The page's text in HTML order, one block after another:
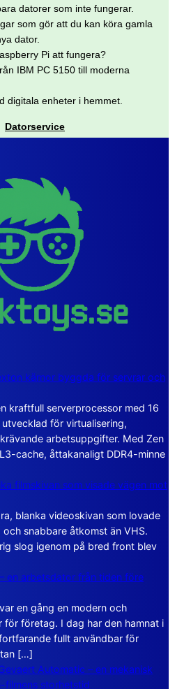
datorer som inte fungerar.
som gör att du kan köra gamla
dator.
Pi att fungera?
IBM PC 5150 till moderna
digitala enheter i hemmet.
Datorservice
kärnor byggda för servrar och
kraftfull serverprocessor med 16
för virtualisering,
arbetsuppgifter. Med Zen
cache, åttakanaligt DDR4-minne
filmskivan som visade vägen mot
blanka videoskivan som lovade
snabbare åtkomst än VHS.
slog igenom på bred front blev
en arbetsdator från tiden före
en gång en modern och
företag. I dag har den hamnat i
fullt användbar för
[…]
Automatic – en mekanisk
filmens storhetstid